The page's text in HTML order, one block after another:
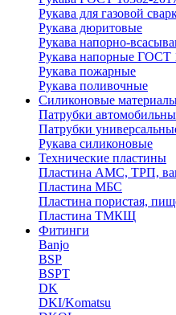
Рукава для газовой
Рукава дюритовые
Рукава напорно-
Рукава напорные ГОСТ
Рукава пожарные
Рукава поливочные
Силиконовые
Патрубки
Патрубки
Рукава силиконовые
Технические пластины
Пластина АМС, ТРП,
Пластина МБС
Пластина пористая,
Пластина ТМКЩ
Фитинги
Banjo
BSP
BSPT
DK
DKI/Komatsu